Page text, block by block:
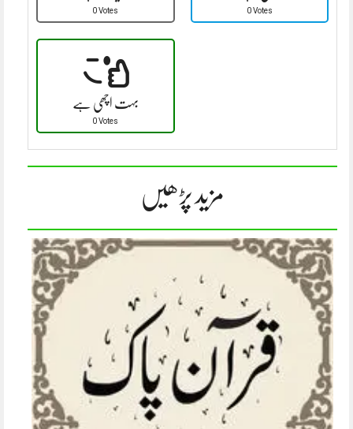
0 Votes 0 Votes
بہت اچھی ہے
0 Votes
مزید پڑھیں